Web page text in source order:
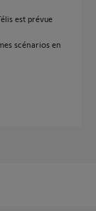
est prévue
scénarios en